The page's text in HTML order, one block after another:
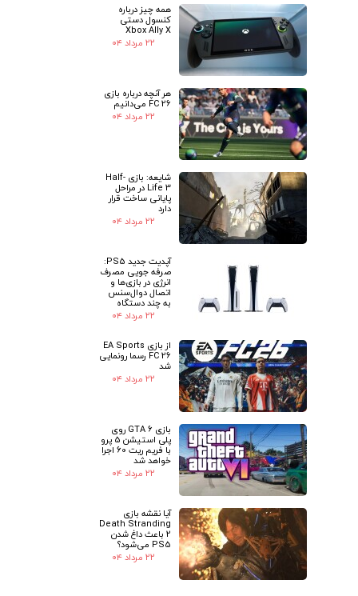
همه چیز درباره
کنسول دستی
Xbox Ally X
۲۲ مرداد ۰۴
هر آنچه درباره بازی
FC 26 می‌دانیم
۲۲ مرداد ۰۴
شایعه: بازی Half-
Life 3 در مراحل
پایانی ساخت قرار
دارد
۲۲ مرداد ۰۴
آپدیت جدید PS5:
صرفه جویی مصرف
انرژی در بازی‌ها و
اتصال دوال‌سنس
به چند دستگاه
۲۲ مرداد ۰۴
از بازی EA Sports
FC 26 رسما رونمایی
شد
۲۲ مرداد ۰۴
بازی GTA 6 روی
پلی استیشن 5 پرو
با فریم ریت 60 اجرا
خواهد شد
۲۲ مرداد ۰۴
آیا نقشه بازی
Death Stranding
2 باعث داغ شدن
PS5 می‌شود؟
۲۲ مرداد ۰۴